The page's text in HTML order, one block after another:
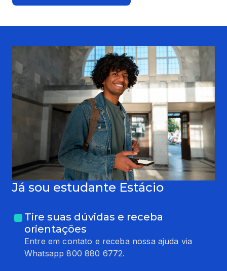
Já sou estudante Estácio
Tire suas dúvidas e receba
orientações
Entre em contato e receba nossa ajuda via
Whatsapp 800 880 6772.